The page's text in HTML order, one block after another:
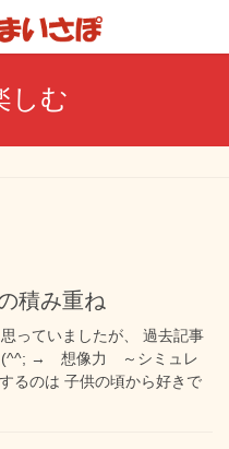
しむ
積み重ね
っていましたが、 過去記事
(^^; → 想像力 ～シミュレ
るのは 子供の頃から好きで